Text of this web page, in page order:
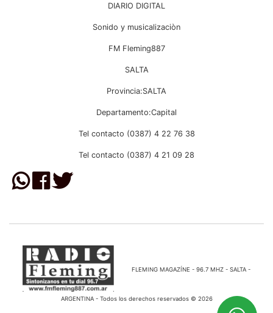
DIARIO DIGITAL
Sonido y musicalizaciòn
FM Fleming887
SALTA
Provincia:SALTA
Departamento:Capital
Tel contacto (0387) 4 22 76 38
Tel contacto (0387) 4 21 09 28
FLEMING MAGAZÍNE - 96.7 MHZ - SALTA -
ARGENTINA - Todos los derechos reservados © 2026